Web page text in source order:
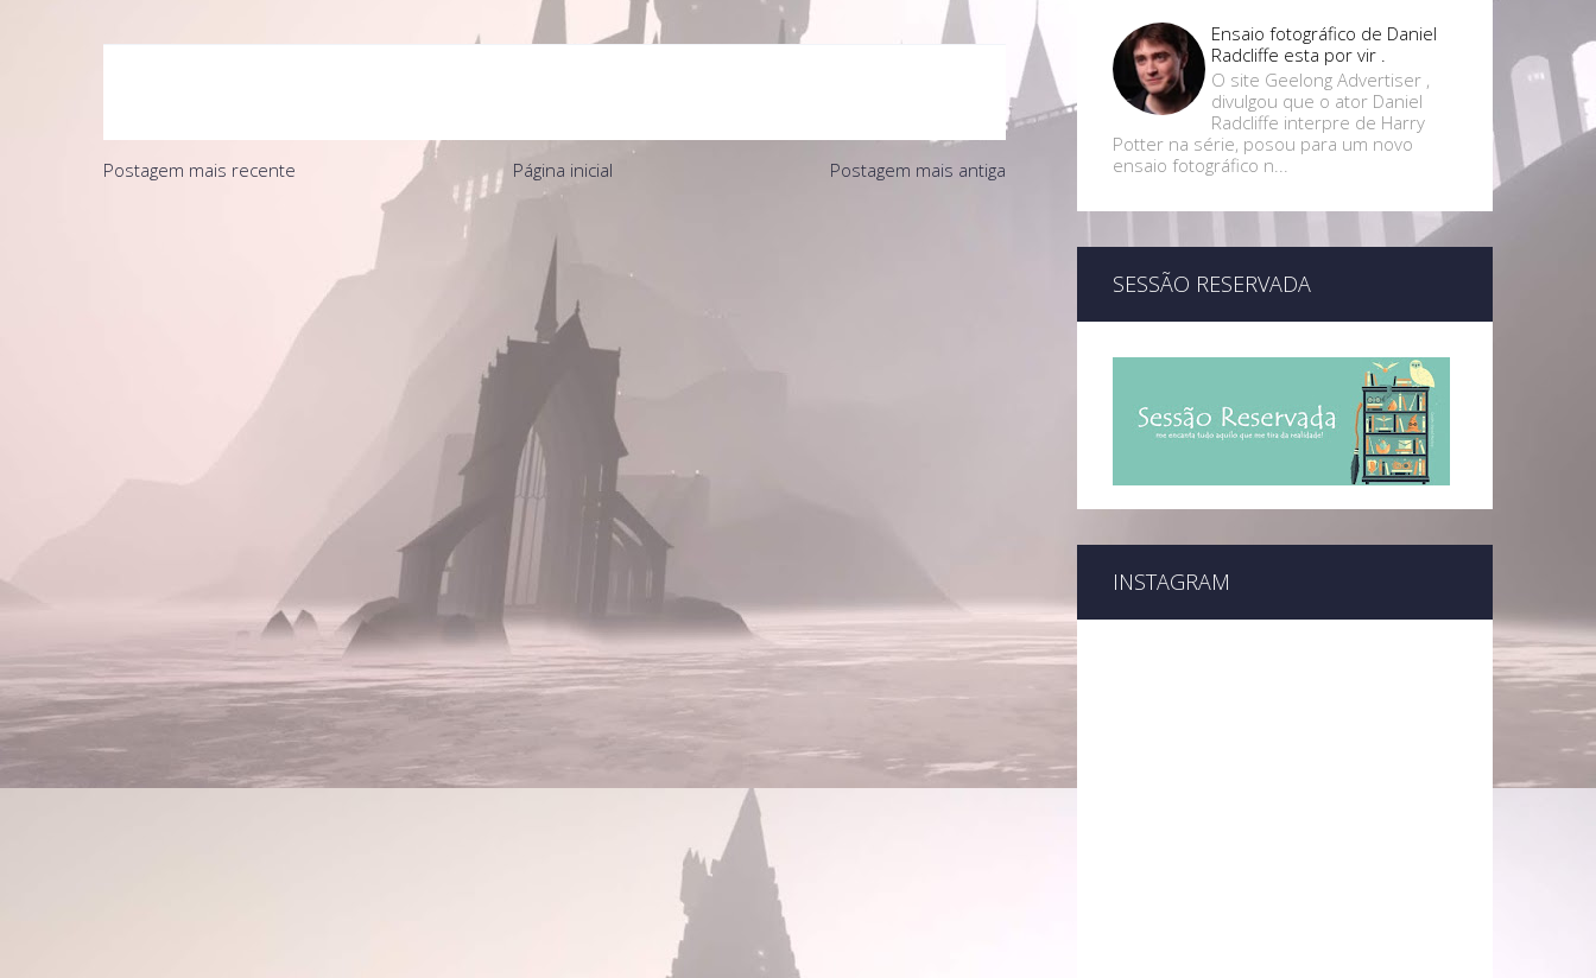
Postagem mais recente Postagem mais antiga
Página inicial
Ensaio fotográfico de Daniel
Radcliffe esta por vir .
O site Geelong Advertiser ,
divulgou que o ator Daniel
Radcliffe interpre de Harry
Potter na série, posou para um novo
ensaio fotográfico n...
SESSÃO RESERVADA
INSTAGRAM